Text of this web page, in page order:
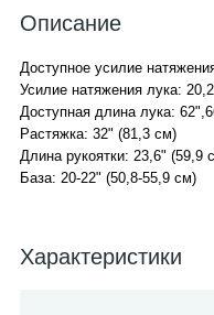
Описание
Доступное усилие
Усилие натяжения лука:
Доступная длина лука:
Растяжка: 32" (81,3 см)
Длина рукоятки: 23,6" (59,9
База: 20-22" (50,8-55,9 см)
Характеристики